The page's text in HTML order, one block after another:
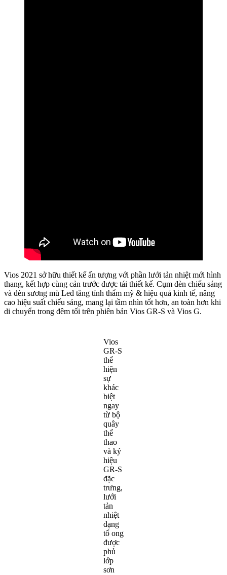
Vios 2021 sở hữu thiết kế ấn tượng với phần lưới tản nhiệt mới hình
thang, kết hợp cùng cản trước được tái thiết kế. Cụm đèn chiếu sáng
và đèn sương mù Led tăng tính thẩm mỹ & hiệu quả kinh tế, nâng
cao hiệu suất chiếu sáng, mang lại tầm nhìn tốt hơn, an toàn hơn khi
di chuyển trong đêm tối trên phiên bản Vios GR-S và Vios G.
Vios
GR-S
thể
hiện
sự
khác
biệt
ngay
từ bộ
quây
thể
thao
và ký
hiệu
GR-S
đặc
trưng,
lưới
tản
nhiệt
dạng
tổ ong
được
phủ
lớp
sơn